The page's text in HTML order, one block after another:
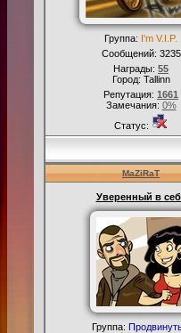
Группа: I'm V.I.P.
Сообщений: 3235
Награды: 55
Город: Tallinn
Репутация: 1661
Замечания: 0%
Статус:
MaZiRaT
Уверенный в
Группа: